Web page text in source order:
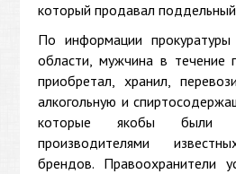
который продавал поддельный
По информации прокуратуры
области, мужчина в течение
приобретал, хранил,
алкогольную и
которые якобы были
производителями
брендов. Правоохранители